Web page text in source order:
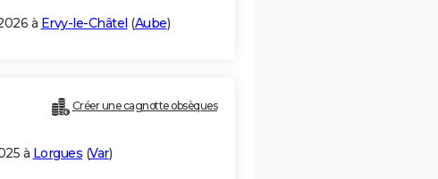
à Ervy-le-Châtel (Aube)
Créer une cagnotte obsèques
à Lorgues (Var)